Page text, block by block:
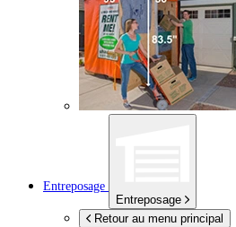
Entreposage
Entreposage
Retour au menu principal